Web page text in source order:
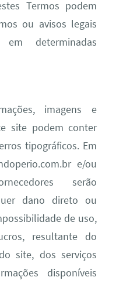
Termos podem
ou avisos legais
em determinadas
imagens e
site podem conter
tipográficos. Em
e/ou
serão
dano direto ou
de uso,
resultante do
site, dos serviços
disponíveis